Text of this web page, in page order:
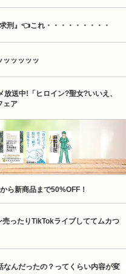
刑』👈これ・・・・・・・・・
ッッッッッ
送中!「ヒロイン?聖女?いいえ、
ェア
ら新商品まで50%OFF！
ったりTikTokライブしててムカつ
なんだったの？ってくらい内容が変